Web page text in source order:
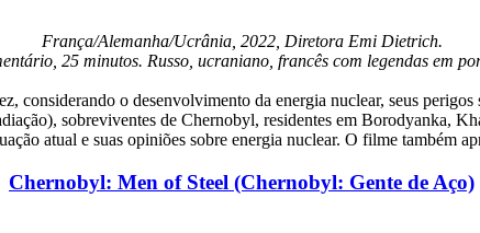
França/Alemanha/Ucrânia, 2022, Diretora Emi Dietrich.
25 minutos. Russo, ucraniano, francês com legendas em
considerando o desenvolvimento da energia nuclear, seus
sobreviventes de Chernobyl, residentes em Borodyanka,
atual e suas opiniões sobre energia nuclear. O filme também
Chernobyl: Men of Steel (Chernobyl: Gente de Aço)